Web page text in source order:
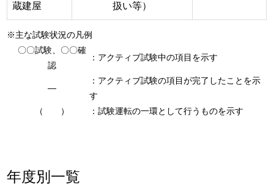
蔵建屋
扱い等）
※主な試験状況の凡例
〇〇試験、〇〇確
認
：アクティブ試験中の項目を示す
―
：アクティブ試験の項目が完了したことを示
す
（ ）
：試験運転の一環として行うものを示す
年度別一覧